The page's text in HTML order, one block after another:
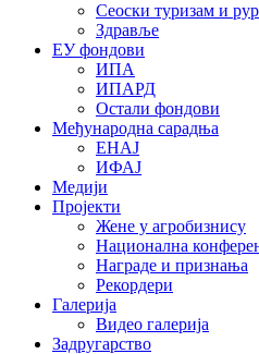
Сеоски туризам и
Здравље
ЕУ фондови
ИПА
ИПАРД
Остали фондови
Међународна сарадња
ЕНАЈ
ИФАЈ
Медији
Пројекти
Жене у агробизнису
Национална
Награде и признања
Рекордери
Галерија
Видео галерија
Задругарство